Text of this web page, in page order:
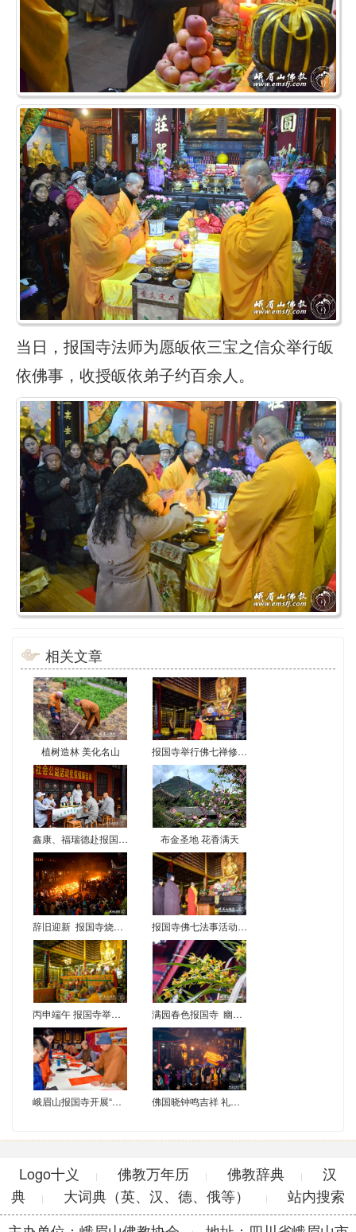
当日，报国寺法师为愿皈依三宝之信众举行皈
依佛事，收授皈依弟子约百余人。
相关文章
植树造林 美化名山 报国寺举行佛七禅修活动
鑫康、福瑞德赴报国寺义诊 布金圣地 花香满天
辞旧迎新 报国寺烧子时香、撞平安钟 报国寺佛七法事活动开坛洒净
丙申端午 报国寺举行七大士瑜伽焰口法会 满园春色报国寺 幽兰供佛处处芳
峨眉山报国寺开展“写春联、送祝福”活动 佛国晓钟鸣吉祥 礼佛祈福迎新年
Logo十义 | 佛教万年历 | 佛教辞典 |
汉
典
| 大词典（英、汉、德、俄等） |
站内搜索